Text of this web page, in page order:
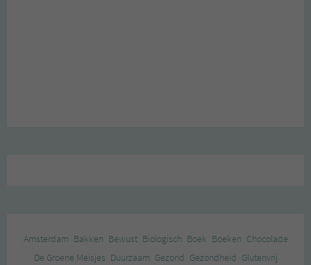
Amsterdam Bakken Bewust Biologisch Boek Boeken Chocolade
De Groene Meisjes Duurzaam Gezond Gezondheid Glutenvrij